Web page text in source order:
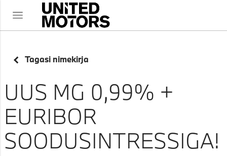
Tagasi nimekirja
UUS MG 0,99% +
EURIBOR
SOODUSINTRESSIGA!